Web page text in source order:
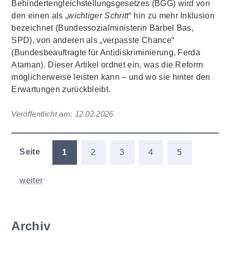
Behindertengleichstellungsgesetzes (BGG) wird von
den einen als „wichtiger Schritt“ hin zu mehr Inklusion
bezeichnet (Bundessozialministerin Bärbel Bas,
SPD), von anderen als „verpasste Chance“
(Bundesbeauftragte für Antidiskriminierung, Ferda
Ataman). Dieser Artikel ordnet ein, was die Reform
möglicherweise leisten kann – und wo sie hinter den
Erwartungen zurückbleibt.
Veröffentlicht am: 12.02.2026
Seite 1 2 3 4 5
weiter
Archiv